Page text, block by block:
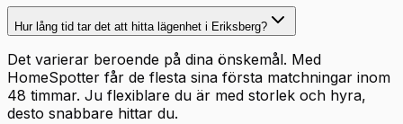
Hur lång tid tar det att hitta lägenhet i Eriksberg?
Det varierar beroende på dina önskemål. Med
HomeSpotter får de flesta sina första matchningar inom
48 timmar. Ju flexiblare du är med storlek och hyra,
desto snabbare hittar du.